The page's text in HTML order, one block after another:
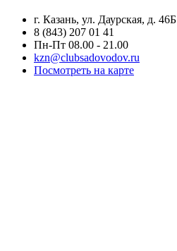
г. Казань, ул. Даурская, д. 46Б
8 (843) 207 01 41
Пн-Пт 08.00 - 21.00
kzn@clubsadovodov.ru
Посмотреть на карте